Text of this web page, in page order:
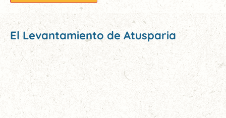
El Levantamiento de Atusparia